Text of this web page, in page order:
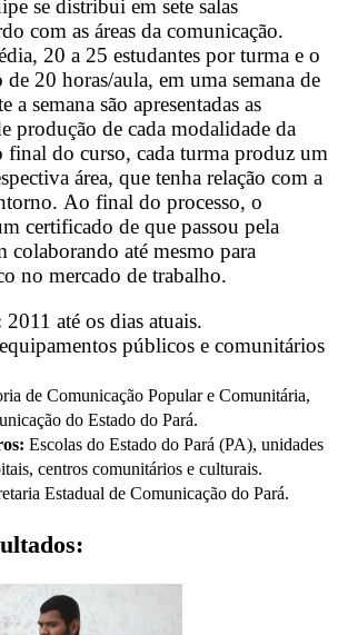
se distribui em sete salas
com as áreas da comunicação.
20 a 25 estudantes por turma e o
de 20 horas/aula, em uma semana de
semana são apresentadas as
produção de cada modalidade da
do curso, cada turma produz um
área, que tenha relação com a
Ao final do processo, o
certificado de que passou pela
colaborando até mesmo para
no mercado de trabalho.
2011 até os dias atuais.
públicos e comunitários
de Comunicação Popular e Comunitária,
do Estado do Pará.
Escolas do Estado do Pará (PA), unidades
centros comunitários e culturais.
Estadual de Comunicação do Pará.